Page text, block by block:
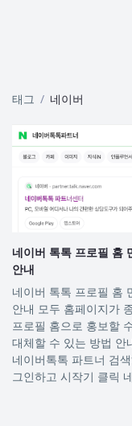
태그 네이버
네이버 톡톡 프로필 홈
안내
네이버 톡톡 프로필 홈
안내 모두 홈페이지가
프로필 홈으로 홍보할
대체할 수 있는 방법 안
네이버톡톡 파트너 검색
그인하고 시작기 클릭
톡 만들기(생략) → 만